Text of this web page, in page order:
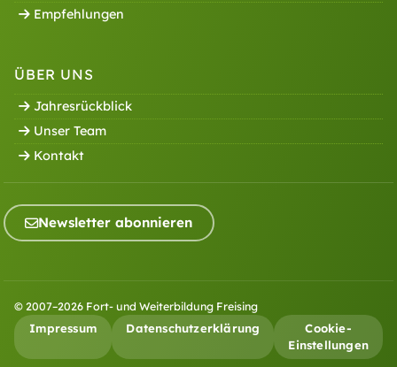
Empfehlungen
ÜBER UNS
Jahresrückblick
Unser Team
Kontakt
Newsletter abonnieren
© 2007–2026 Fort- und Weiterbildung Freising
Impressum Datenschutzerklärung
Cookie-
Einstellungen